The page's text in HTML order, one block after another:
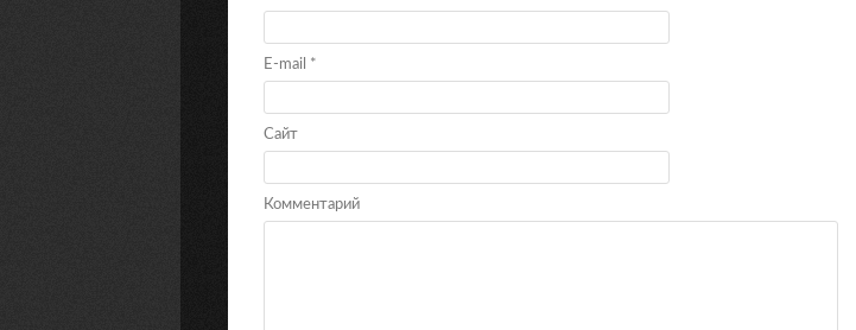
E-mail *
Сайт
Комментарий